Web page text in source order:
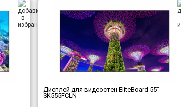
Дисплей для видеостен EliteBoard 55"
SK555FCLN